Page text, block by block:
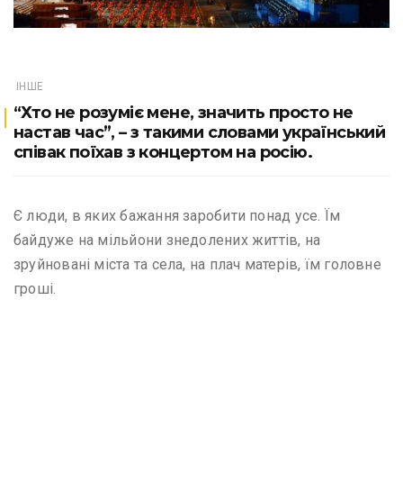
ІНШЕ
“Хто не розуміє мене, значить просто не
настав час”, – з такими словами український
співак поїхав з концертом на росію.
Є люди, в яких бажання заробити понад усе. Їм
байдуже на мільйони знедолених життів, на
зруйновані міста та села, на плач матерів, їм головне
гроші.